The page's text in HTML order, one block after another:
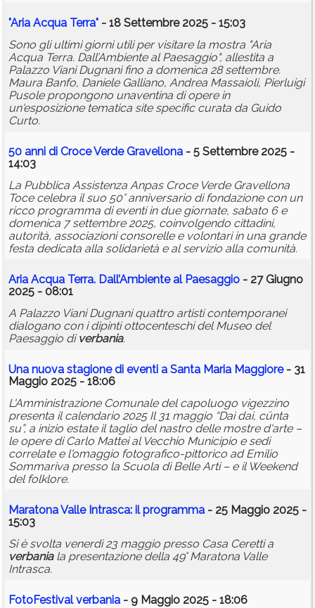
"Aria Acqua Terra" - 18 Settembre 2025 - 15:03
Sono gli ultimi giorni utili per visitare la mostra "Aria
Acqua Terra. Dall’Ambiente al Paesaggio", allestita a
Palazzo Viani Dugnani fino a domenica 28 settembre.
Maura Banfo, Daniele Galliano, Andrea Massaioli, Pierluigi
Pusole propongono unaventina di opere in
un'esposizione tematica site specific curata da Guido
Curto.
50 anni di Croce Verde Gravellona - 5 Settembre 2025 -
14:03
La Pubblica Assistenza Anpas Croce Verde Gravellona
Toce celebra il suo 50° anniversario di fondazione con un
ricco programma di eventi in due giornate, sabato 6 e
domenica 7 settembre 2025, coinvolgendo cittadini,
autorità, associazioni consorelle e volontari in una grande
festa dedicata alla solidarietà e al servizio alla comunità.
Aria Acqua Terra. Dall’Ambiente al Paesaggio - 27 Giugno
2025 - 08:01
A Palazzo Viani Dugnani quattro artisti contemporanei
dialogano con i dipinti ottocenteschi del Museo del
Paesaggio di verbania.
Una nuova stagione di eventi a Santa Maria Maggiore- 31
Maggio 2025 - 18:06
L'Amministrazione Comunale del capoluogo vigezzino
presenta il calendario 2025 Il 31 maggio “Dai dai, cünta
su”, a inizio estate il taglio del nastro delle mostre d'arte –
le opere di Carlo Mattei al Vecchio Municipio e sedi
correlate e l'omaggio fotografico-pittorico ad Emilio
Sommariva presso la Scuola di Belle Arti – e il Weekend
del folklore.
Maratona Valle Intrasca: il programma - 25 Maggio 2025 -
15:03
Si è svolta venerdì 23 maggio presso Casa Ceretti a
verbaniala presentazione della 49° Maratona Valle
Intrasca.
FotoFestivalverbania - 9 Maggio 2025 - 18:06